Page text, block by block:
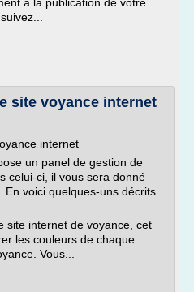
site voyance internet
internet
un panel de gestion de
celui-ci, il vous sera donné
En voici quelques-uns décrits
site internet de voyance, cet
les couleurs de chaque
Vous...